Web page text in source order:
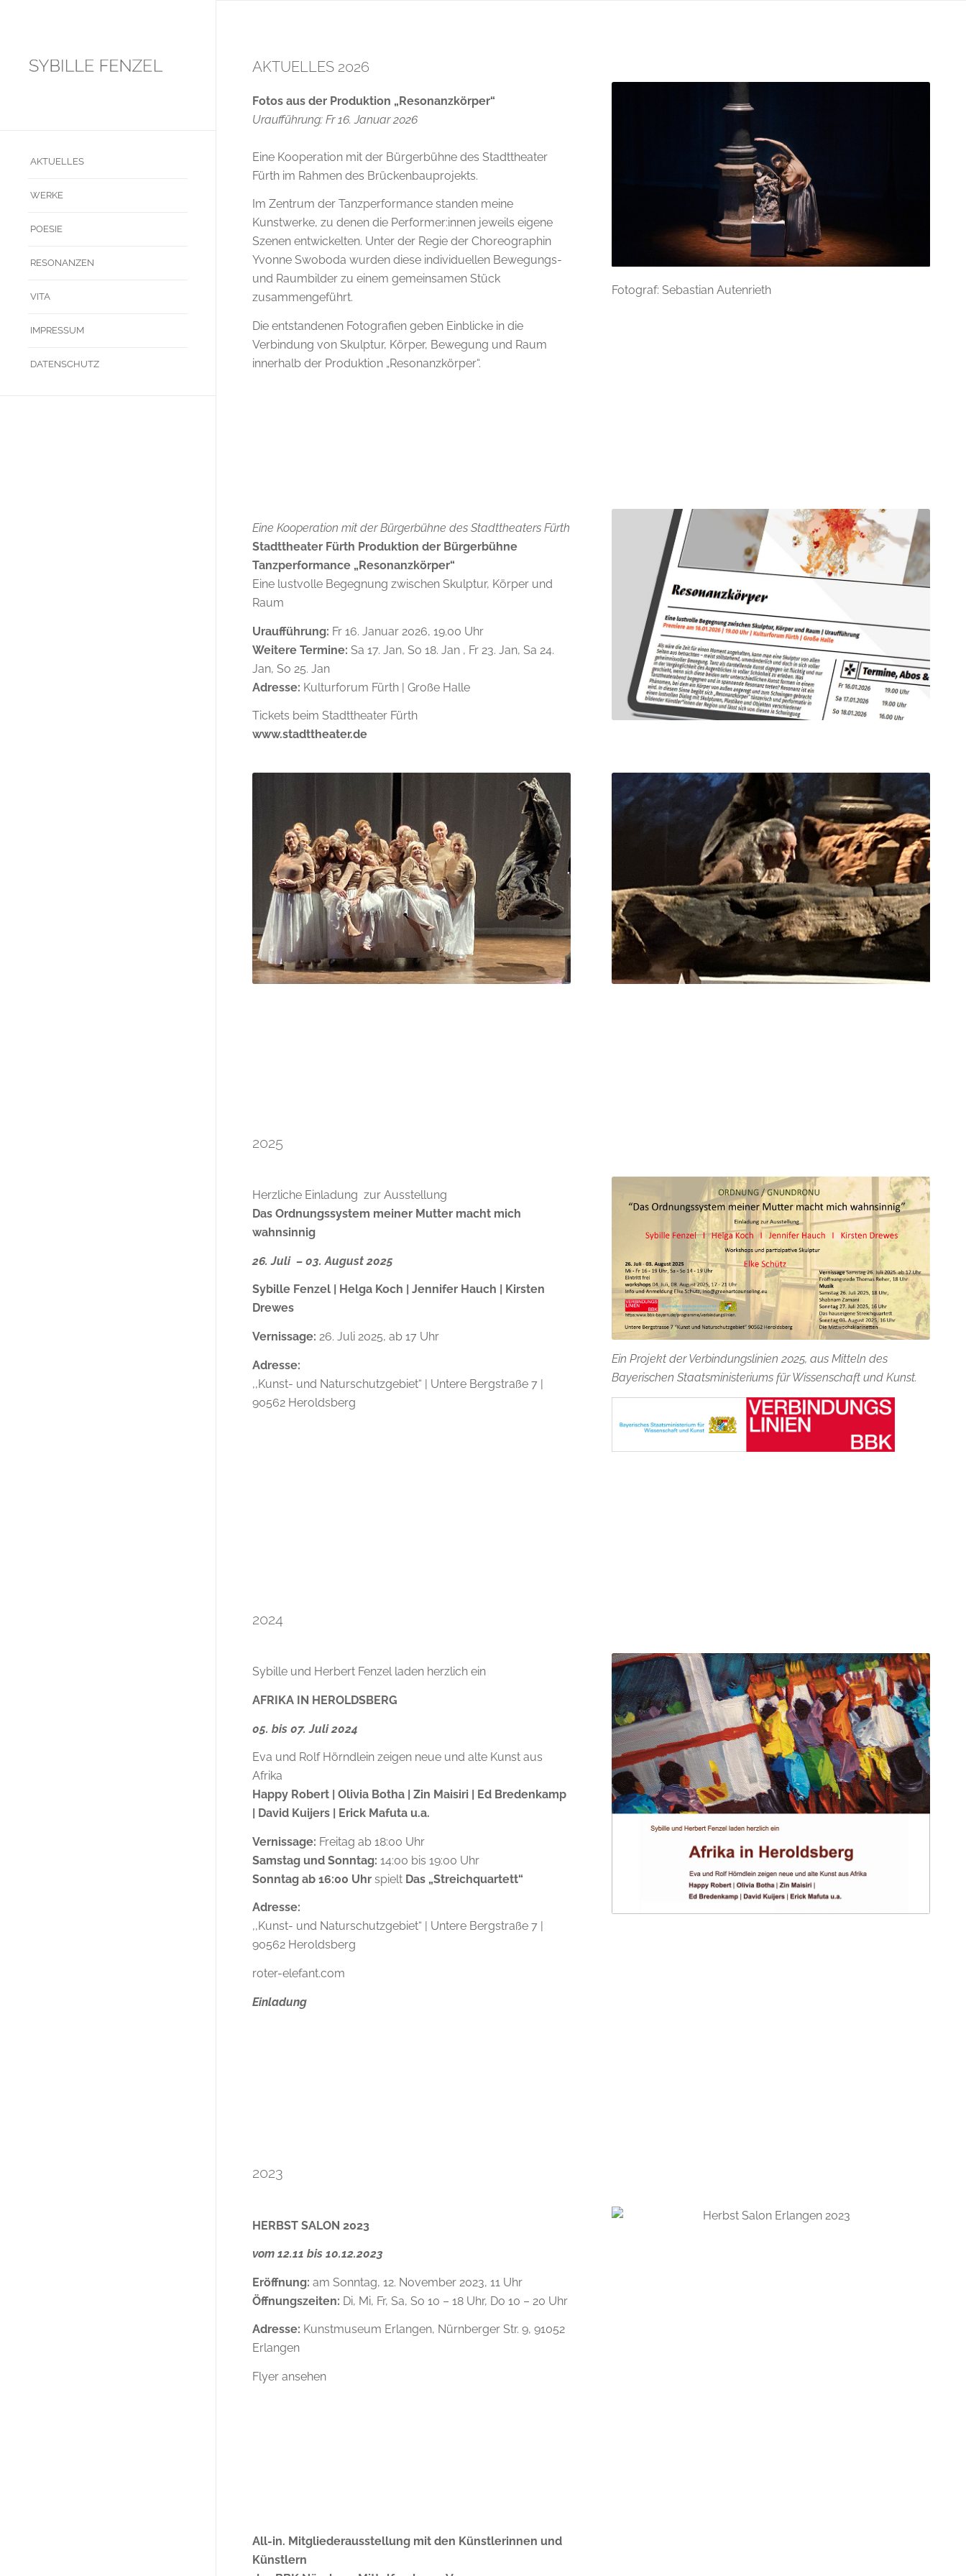
AKTUELLES
WERKE
POESIE
RESONANZEN
VITA
IMPRESSUM
DATENSCHUTZ
AKTUELLES 2026
Fotos aus der Produktion „Resonanzkörper“
Uraufführung: Fr 16. Januar 2026
Eine Kooperation mit der Bürgerbühne des Stadttheater
Fürth im Rahmen des Brückenbauprojekts.
Im Zentrum der Tanzperformance standen meine
Kunstwerke, zu denen die Performer:innen jeweils eigene
Szenen entwickelten. Unter der Regie der Choreographin
Yvonne Swoboda wurden diese individuellen Bewegungs-
und Raumbilder zu einem gemeinsamen Stück
zusammengeführt.
Die entstandenen Fotografien geben Einblicke in die
Verbindung von Skulptur, Körper, Bewegung und Raum
innerhalb der Produktion „Resonanzkörper“.
Fotograf: Sebastian Autenrieth
Eine Kooperation mit der Bürgerbühne des Stadttheaters Fürth
Stadttheater Fürth Produktion der Bürgerbühne
Tanzperformance „Resonanzkörper“
Eine lustvolle Begegnung zwischen Skulptur, Körper und
Raum
Uraufführung: Fr 16. Januar 2026, 19.00 Uhr
Weitere Termine: Sa 17. Jan, So 18. Jan , Fr 23. Jan, Sa 24.
Jan, So 25. Jan
Adresse: Kulturforum Fürth | Große Halle
Tickets beim Stadttheater Fürth
www.stadttheater.de
2025
Herzliche Einladung zur Ausstellung
Das Ordnungssystem meiner Mutter macht mich
wahnsinnig
26. Juli – 03. August 2025
Sybille Fenzel | Helga Koch | Jennifer Hauch | Kirsten
Drewes
Vernissage: 26. Juli 2025, ab 17 Uhr
Adresse:
,,Kunst- und Naturschutzgebiet“ | Untere Bergstraße 7 |
90562 Heroldsberg
Ein Projekt der Verbindungslinien 2025, aus Mitteln des
Bayerischen Staatsministeriums für Wissenschaft und Kunst.
2024
Sybille und Herbert Fenzel laden herzlich ein
AFRIKA IN HEROLDSBERG
05. bis 07. Juli 2024
Eva und Rolf Hörndlein zeigen neue und alte Kunst aus
Afrika
Happy Robert | Olivia Botha | Zin Maisiri | Ed Bredenkamp
| David Kuijers | Erick Mafuta u.a.
Vernissage: Freitag ab 18:00 Uhr
Samstag und Sonntag: 14:00 bis 19:00 Uhr
Sonntag ab 16:00 Uhr spielt Das „Streichquartett“
Adresse:
,,Kunst- und Naturschutzgebiet“ | Untere Bergstraße 7 |
90562 Heroldsberg
roter-elefant.com
Einladung
2023
HERBST SALON 2023
vom 12.11 bis 10.12.2023
Eröffnung: am Sonntag, 12. November 2023, 11 Uhr
Öffnungszeiten: Di, Mi, Fr, Sa, So 10 – 18 Uhr, Do 10 – 20 Uhr
Adresse: Kunstmuseum Erlangen, Nürnberger Str. 9, 91052
Erlangen
Flyer ansehen
All-in. Mitgliederausstellung mit den Künstlerinnen und
Künstlern